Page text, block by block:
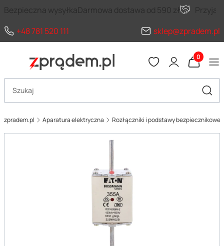
Bezpieczna wysyłkaDarmowa dostawa od 590 zł
+48 781 520 111
sklep@zpradem.pl
Produkty
Otwórz wyszukiwarkę
zpradem.pl Aparatura elektryczna Rozłączniki i podstawy bezpiecznikowe